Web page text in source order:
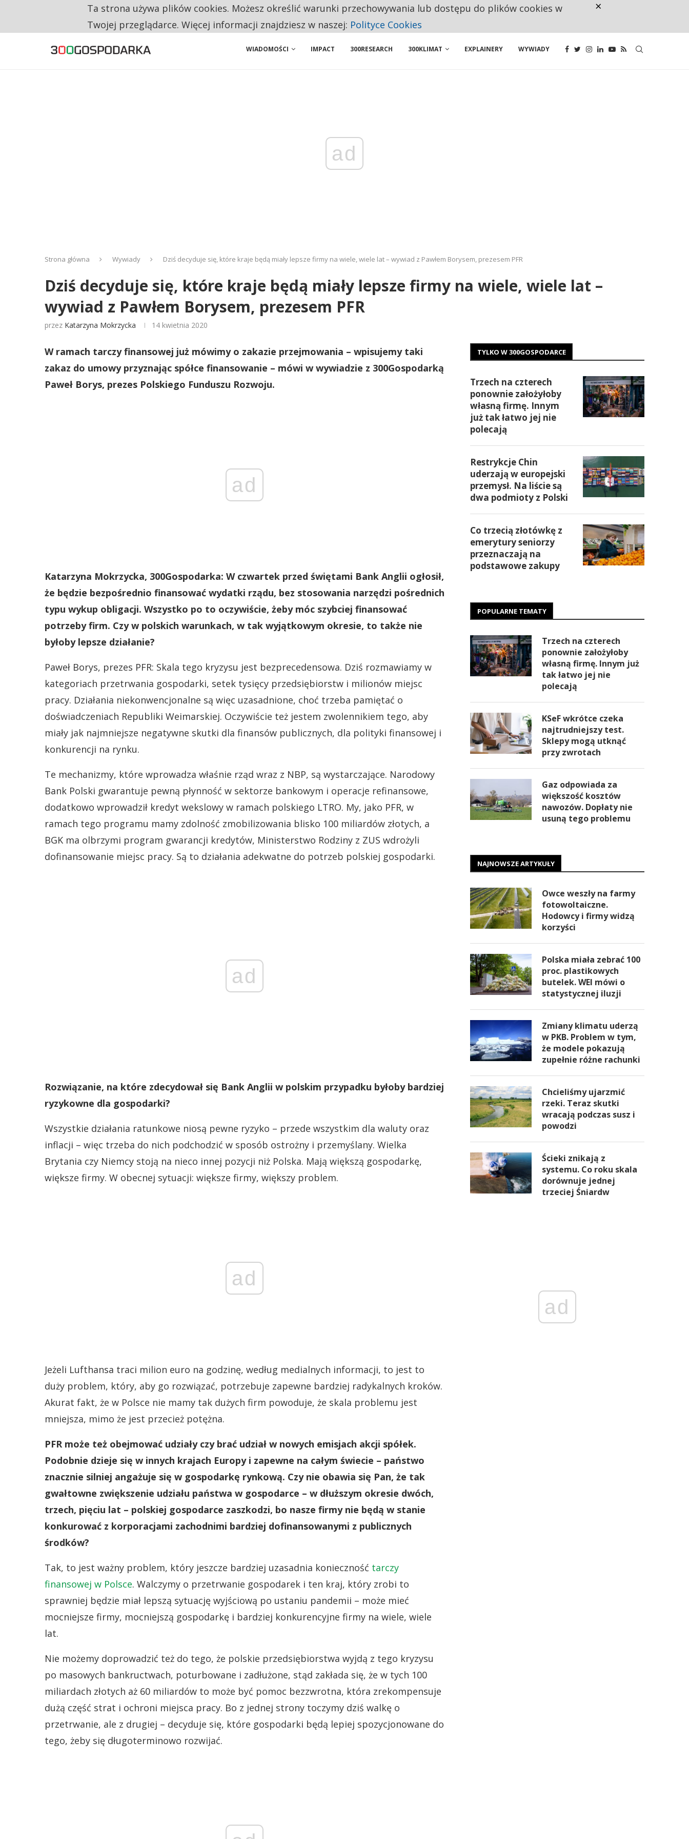
CO TRZECIĄ ZŁOTÓWKĘ Z EMERYTURY SENIORZY PRZEZNACZAJĄ NA PODSTAWOWE ZAKUPY
WIADOMOŚCI IMPACT 300RESEARCH 300KLIMAT EXPLAINERY WYWIADY
ad
Strona główna Wywiady Dziś decyduje się, które kraje będą miały lepsze firmy na wiele, wiele lat – wywiad z Pawłem Borysem, prezesem PFR
Dziś decyduje się, które kraje będą miały lepsze firmy na wiele, wiele lat –
wywiad z Pawłem Borysem, prezesem PFR
przez Katarzyna Mokrzycka 14 kwietnia 2020
W ramach tarczy finansowej już mówimy o zakazie przejmowania – wpisujemy taki
zakaz do umowy przyznając spółce finansowanie – mówi w wywiadzie z 300Gospodarką
Paweł Borys, prezes Polskiego Funduszu Rozwoju.
ad
Katarzyna Mokrzycka, 300Gospodarka: W czwartek przed świętami Bank Anglii ogłosił,
że będzie bezpośrednio finansować wydatki rządu, bez stosowania narzędzi pośrednich
typu wykup obligacji. Wszystko po to oczywiście, żeby móc szybciej finansować
potrzeby firm. Czy w polskich warunkach, w tak wyjątkowym okresie, to także nie
byłoby lepsze działanie?
Paweł Borys, prezes PFR: Skala tego kryzysu jest bezprecedensowa. Dziś rozmawiamy w
kategoriach przetrwania gospodarki, setek tysięcy przedsiębiorstw i milionów miejsc
pracy. Działania niekonwencjonalne są więc uzasadnione, choć trzeba pamiętać o
doświadczeniach Republiki Weimarskiej. Oczywiście też jestem zwolennikiem tego, aby
miały jak najmniejsze negatywne skutki dla finansów publicznych, dla polityki finansowej i
konkurencji na rynku.
Te mechanizmy, które wprowadza właśnie rząd wraz z NBP, są wystarczające. Narodowy
Bank Polski gwarantuje pewną płynność w sektorze bankowym i operacje refinansowe,
dodatkowo wprowadził kredyt wekslowy w ramach polskiego LTRO. My, jako PFR, w
ramach tego programu mamy zdolność zmobilizowania blisko 100 miliardów złotych, a
BGK ma olbrzymi program gwarancji kredytów, Ministerstwo Rodziny z ZUS wdrożyli
dofinansowanie miejsc pracy. Są to działania adekwatne do potrzeb polskiej gospodarki.
ad
Rozwiązanie, na które zdecydował się Bank Anglii w polskim przypadku byłoby bardziej
ryzykowne dla gospodarki?
Wszystkie działania ratunkowe niosą pewne ryzyko – przede wszystkim dla waluty oraz
inflacji – więc trzeba do nich podchodzić w sposób ostrożny i przemyślany. Wielka
Brytania czy Niemcy stoją na nieco innej pozycji niż Polska. Mają większą gospodarkę,
większe firmy. W obecnej sytuacji: większe firmy, większy problem.
ad
Jeżeli Lufthansa traci milion euro na godzinę, według medialnych informacji, to jest to
duży problem, który, aby go rozwiązać, potrzebuje zapewne bardziej radykalnych kroków.
Akurat fakt, że w Polsce nie mamy tak dużych firm powoduje, że skala problemu jest
mniejsza, mimo że jest przecież potężna.
PFR może też obejmować udziały czy brać udział w nowych emisjach akcji spółek.
Podobnie dzieje się w innych krajach Europy i zapewne na całym świecie – państwo
znacznie silniej angażuje się w gospodarkę rynkową. Czy nie obawia się Pan, że tak
gwałtowne zwiększenie udziału państwa w gospodarce – w dłuższym okresie dwóch,
trzech, pięciu lat – polskiej gospodarce zaszkodzi, bo nasze firmy nie będą w stanie
konkurować z korporacjami zachodnimi bardziej dofinansowanymi z publicznych
środków?
Tak, to jest ważny problem, który jeszcze bardziej uzasadnia konieczność tarczy
finansowej w Polsce. Walczymy o przetrwanie gospodarek i ten kraj, który zrobi to
sprawniej będzie miał lepszą sytuację wyjściową po ustaniu pandemii – może mieć
mocniejsze firmy, mocniejszą gospodarkę i bardziej konkurencyjne firmy na wiele, wiele
lat.
Nie możemy doprowadzić też do tego, że polskie przedsiębiorstwa wyjdą z tego kryzysu
po masowych bankructwach, poturbowane i zadłużone, stąd zakłada się, że w tych 100
miliardach złotych aż 60 miliardów to może być pomoc bezzwrotna, która zrekompensuje
dużą część strat i ochroni miejsca pracy. Bo z jednej strony toczymy dziś walkę o
przetrwanie, ale z drugiej – decyduje się, które gospodarki będą lepiej spozycjonowane do
tego, żeby się długoterminowo rozwijać.
TYLKO W 300GOSPODARCE
Trzech na czterech
ponownie założyłoby
własną firmę. Innym
już tak łatwo jej nie
polecają
Restrykcje Chin
uderzają w europejski
przemysł. Na liście są
dwa podmioty z Polski
Co trzecią złotówkę z
emerytury seniorzy
przeznaczają na
podstawowe zakupy
POPULARNE TEMATY
Trzech na czterech
ponownie założyłoby
własną firmę. Innym już
tak łatwo jej nie
polecają
KSeF wkrótce czeka
najtrudniejszy test.
Sklepy mogą utknąć
przy zwrotach
Gaz odpowiada za
większość kosztów
nawozów. Dopłaty nie
usuną tego problemu
NAJNOWSZE ARTYKUŁY
Owce weszły na farmy
fotowoltaiczne.
Hodowcy i firmy widzą
korzyści
Polska miała zebrać 100
proc. plastikowych
butelek. WEI mówi o
statystycznej iluzji
Zmiany klimatu uderzą
w PKB. Problem w tym,
że modele pokazują
zupełnie różne rachunki
Chcieliśmy ujarzmić
rzeki. Teraz skutki
wracają podczas susz i
powodzi
Ścieki znikają z
systemu. Co roku skala
dorównuje jednej
trzeciej Śniardw
ad
Ta strona używa plików cookies. Możesz określić warunki przechowywania lub dostępu do plików cookies w
Twojej przeglądarce. Więcej informacji znajdziesz w naszej: Polityce Cookies
×